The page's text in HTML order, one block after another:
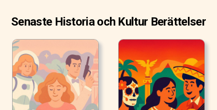
Senaste Historia och Kultur Berättelser